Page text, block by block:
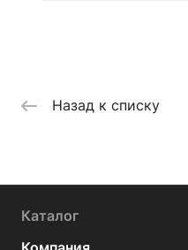
Назад к списку
Каталог